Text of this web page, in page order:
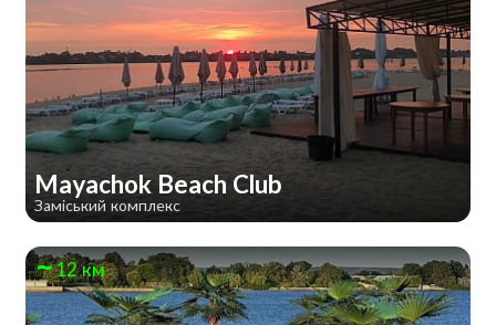
Mayachok Beach Club
Заміський комплекс
12 км